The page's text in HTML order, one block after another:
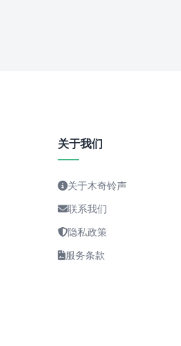
关于我们
关于木奇铃声
联系我们
隐私政策
服务条款